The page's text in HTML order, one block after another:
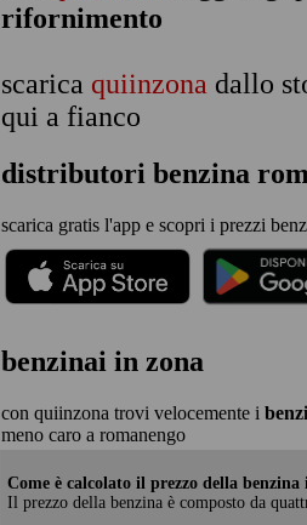
rifornimento
scarica quiinzona dallo
qui a fianco
distributori benzina
scarica gratis l'app e scopri i prezzi
benzinai in zona
con quiinzona trovi velocemente i
meno caro a romanengo
Come è calcolato il prezzo della
Il prezzo della benzina è composto da